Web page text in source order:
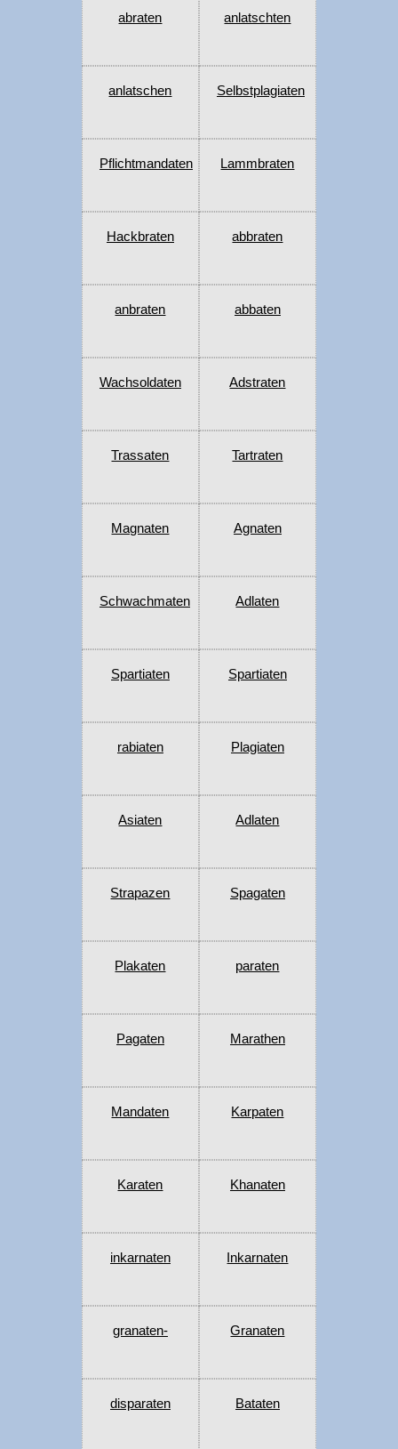
abraten anlatschten
anlatschen Selbstplagiaten
Pflichtmandaten Lammbraten
Hackbraten abbraten
anbraten abbaten
Wachsoldaten Adstraten
Trassaten Tartraten
Magnaten Agnaten
Schwachmaten Adlaten
Spartiaten Spartiaten
rabiaten Plagiaten
Asiaten Adlaten
Strapazen Spagaten
Plakaten paraten
Pagaten Marathen
Mandaten Karpaten
Karaten Khanaten
inkarnaten Inkarnaten
granaten- Granaten
disparaten Bataten